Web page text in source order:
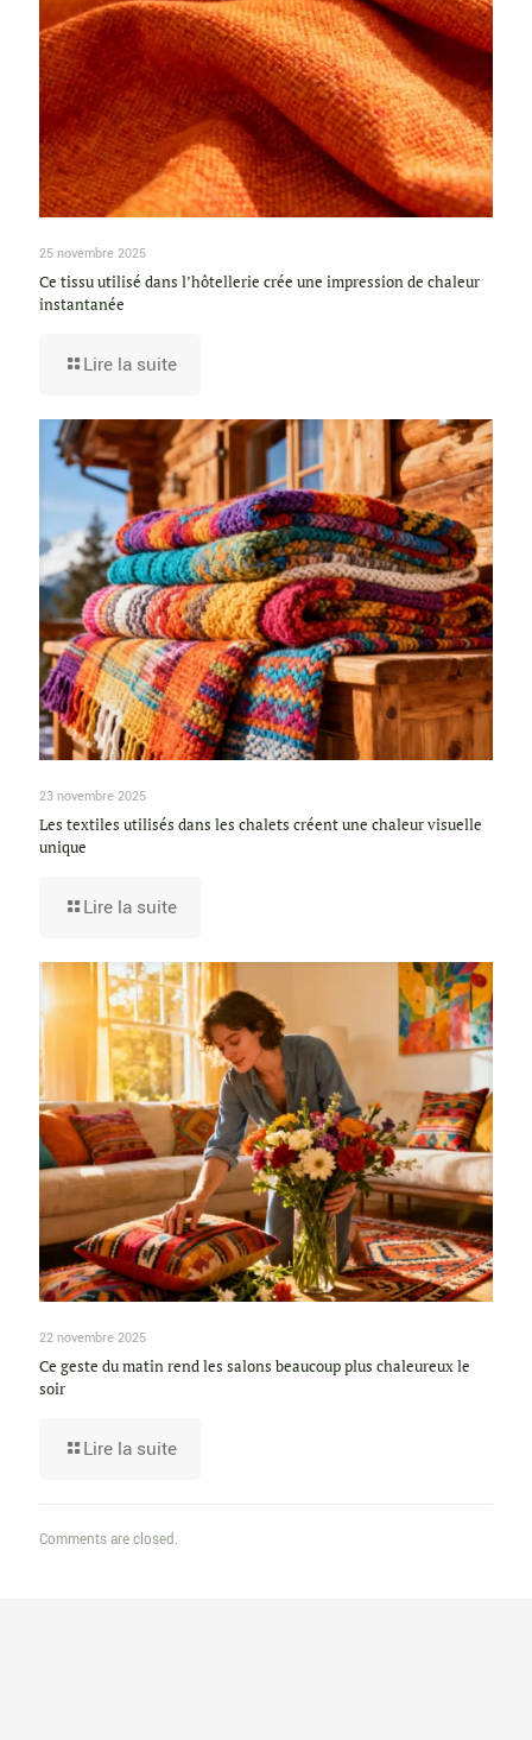
25 novembre 2025
Ce tissu utilisé dans l’hôtellerie crée une impression de chaleur
instantanée
Lire la suite
23 novembre 2025
Les textiles utilisés dans les chalets créent une chaleur visuelle
unique
Lire la suite
22 novembre 2025
Ce geste du matin rend les salons beaucoup plus chaleureux le
soir
Lire la suite
Comments are closed.